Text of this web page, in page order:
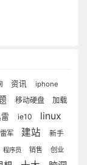
资讯 iphone
移动硬盘
加载
ie10 linux
雷军 建站 新手
程序员 销售 创业